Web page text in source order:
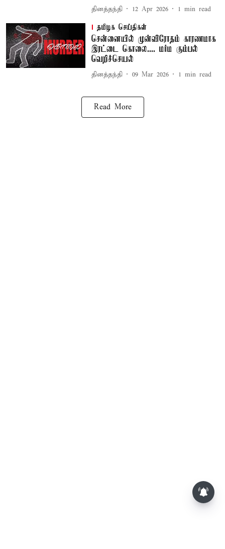
தினத்தந்தி 12 Apr 2026 1 min read
தமிழக செய்திகள்
சென்னையில் முன்விரோதம் காரணமாக
இரட்டை கொலை.... மர்ம கும்பல்
வெறிச்செயல்
தினத்தந்தி 09 Mar 2026 1 min read
Read More